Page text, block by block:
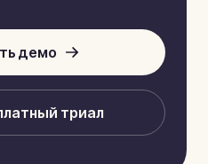
демо
триал